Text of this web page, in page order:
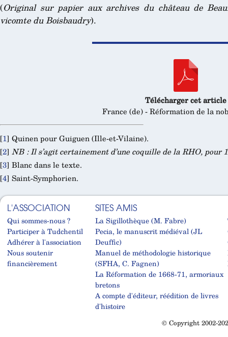
(Original sur papier aux archives du château de
vicomte du Boisbaudry).
Télécharger cet article
France (de) - Réformation de la
[1] Quinen pour Guiguen (Ille-et-Vilaine).
[2] NB : Il s’agit certainement d’une coquille de la RHO, pour
[3] Blanc dans le texte.
[4] Saint-Symphorien.
L'ASSOCIATION
Qui sommes-nous ?
Participer à Tudchentil
Adhérer à l'association
Nous soutenir
financièrement
SITES AMIS
La Sigillothèque (M. Fabre)
Pecia, le manuscrit médiéval (JL
Deuffic)
Manuel de méthodologie historique
(SFHA, C. Fagnen)
La Réformation de 1668-71, armoriaux
bretons
A compte d'éditeur, réédition de livres
d'histoire
© Copyright 2002-